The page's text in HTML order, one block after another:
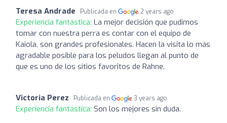
Teresa Andrade Publicada en 2 years ago
Experiencia fantástica: La mejor decisión que pudimos
tomar con nuestra perra es contar con el equipo de
Kaiola, son grandes profesionales. Hacen la visita lo más
agradable posible para los peludos llegan al punto de
que es uno de los sitios favoritos de Rahne.
Victoria Perez Publicada en 3 years ago
Experiencia fantástica: Son los mejores sin duda.